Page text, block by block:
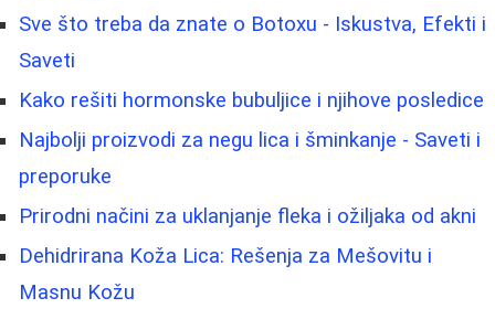
Sve što treba da znate o Botoxu - Iskustva, Efekti i
Saveti
Kako rešiti hormonske bubuljice i njihove posledice
Najbolji proizvodi za negu lica i šminkanje - Saveti i
preporuke
Prirodni načini za uklanjanje fleka i ožiljaka od akni
Dehidrirana Koža Lica: Rešenja za Mešovitu i
Masnu Kožu